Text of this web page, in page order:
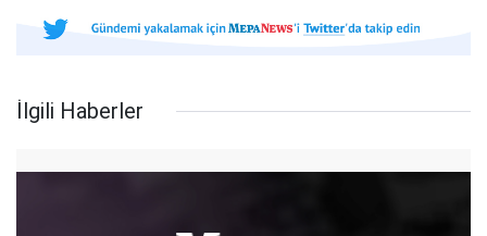
İlgili Haberler